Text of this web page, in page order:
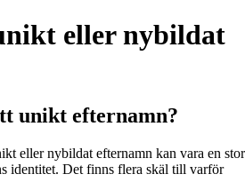
eller nybildat
unikt efternamn?
eller nybildat efternamn kan vara en stor
identitet. Det finns flera skäl till varför